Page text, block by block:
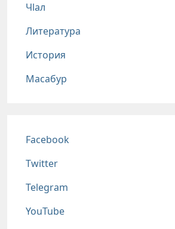
Чlал
Литература
История
Масабур
Соц сети
Facebook
Twitter
Telegram
YouTube